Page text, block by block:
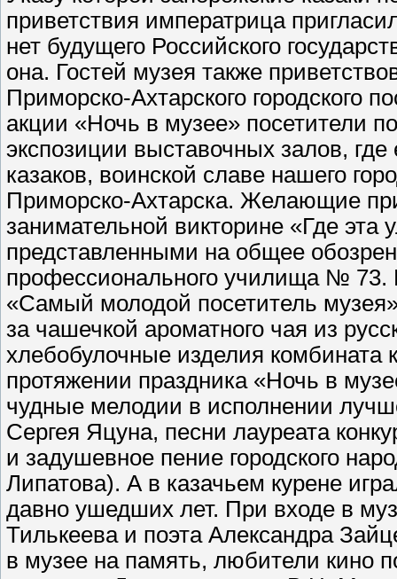
приветствия императрица
нет будущего Российского
она. Гостей музея также
Приморско-Ахтарского городского
акции «Ночь в музее» посетители
экспозиции выставочных залов,
казаков, воинской славе нашего
Приморско-Ахтарска. Желающие
занимательной викторине «Где эта
представленными на общее
профессионального училища № 73.
«Самый молодой посетитель
за чашечкой ароматного чая из
хлебобулочные изделия
протяжении праздника «Ночь в
чудные мелодии в исполнении
Сергея Яцуна, песни лауреата
и задушевное пение городского
Липатова). А в казачьем курене
давно ушедших лет. При входе в
Тилькеева и поэта Александра
в музее на память, любители кино